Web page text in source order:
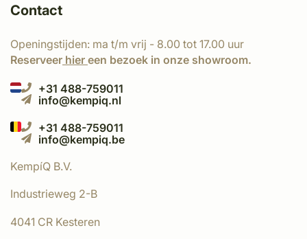
Contact
Openingstijden: ma t/m vrij - 8.00 tot 17.00 uur
Reserveer hier een bezoek in onze showroom.
+31 488-759011
info@kempiq.nl
+31 488-759011
info@kempiq.be
KempíQ B.V.
Industrieweg 2-B
4041 CR Kesteren